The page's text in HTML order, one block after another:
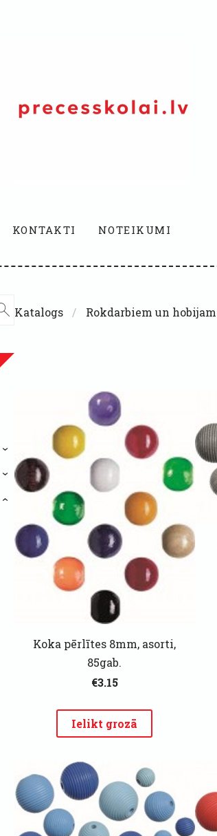
KONTAKTI NOTEIKUMI
›
›
›
Katalogs Rokdarbiem un hobijam
Koka pērlītes 8mm, asorti,
85gab.
€3.15
Ielikt grozā